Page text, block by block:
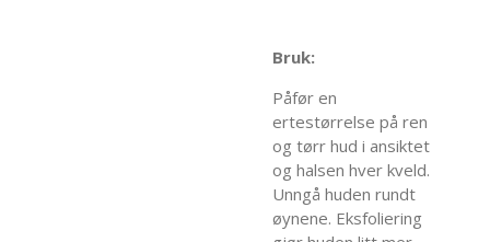
Bruk:
Påfør en
ertestørrelse på ren
og tørr hud i ansiktet
og halsen hver kveld.
Unngå huden rundt
øynene. Eksfoliering